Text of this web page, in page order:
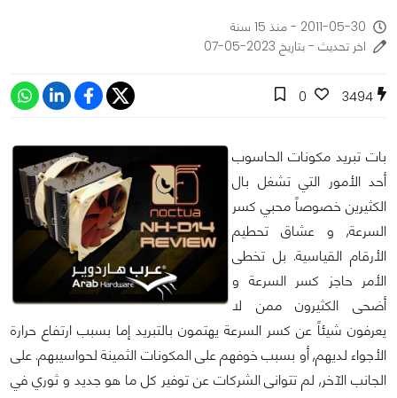
2011-05-30 - منذ 15 سنة
اخر تحديث - بتاريخ 2023-05-07
3494
0
بات تبريد مكونات الحاسوب
أحد الأمور التي تشغل بال
الكثيرين خصوصاً محبي كسر
السرعة, و عشاق تحطيم
الأرقام القياسية. بل تخطى
الأمر حاجز كسر السرعة و
أضحى الكثيرون ممن لا
يعرفون شيئاً عن كسر السرعة يهتمون بالتبريد إما بسبب ارتفاع حرارة
الأجواء لديهم, أو بسبب خوفهم على المكونات الثمينة لحواسيبهم. على
الجانب الآخر, لم تتوانى الشركات عن توفير كل ما هو جديد و ثوري في